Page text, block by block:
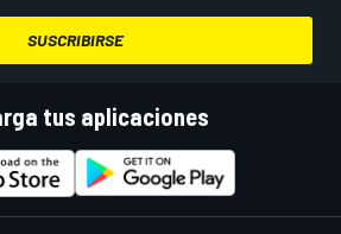
SUSCRIBIRSE
tus aplicaciones